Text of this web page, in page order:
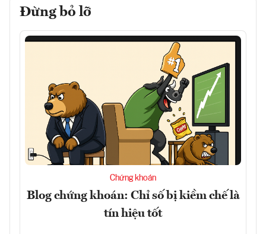
Đừng bỏ lỡ
Chứng khoán
Blog chứng khoán: Chỉ số bị kiềm chế là
tín hiệu tốt